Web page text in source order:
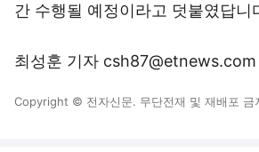
간 수행될 예정이라고 덧붙였답니
최성훈 기자 csh87@etnews.com
Copyright © 전자신문. 무단전재 및 재배포 금